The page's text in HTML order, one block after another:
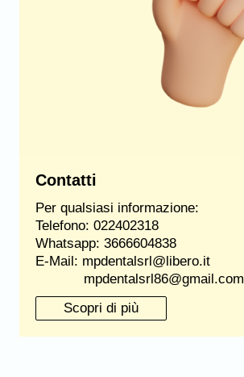
Contatti
Per qualsiasi informazione:
Telefono: 022402318
Whatsapp: 3666604838
E-Mail: mpdentalsrl@libero.it
mpdentalsrl86@gmail.com
Scopri di più